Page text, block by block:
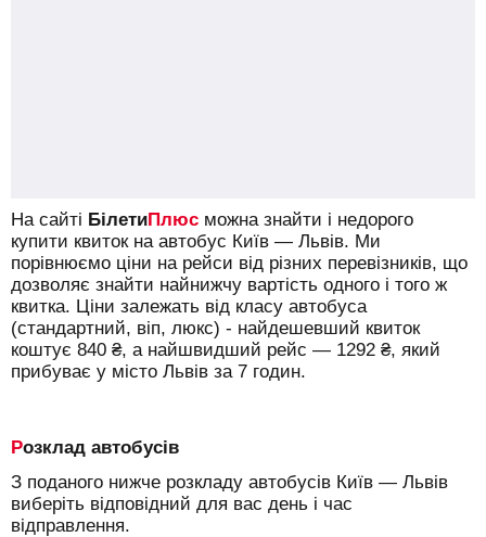
На сайті БілетиПлюс можна знайти і недорого
купити квиток на автобус Київ — Львів. Ми
порівнюємо ціни на рейси від різних перевізників, що
дозволяє знайти найнижчу вартість одного і того ж
квитка. Ціни залежать від класу автобуса
(стандартний, віп, люкс) - найдешевший квиток
коштує 840 ₴, а найшвидший рейс — 1292 ₴, який
прибуває у місто Львів за 7 годин.
Розклад автобусів
З поданого нижче розкладу автобусів Київ — Львів
виберіть відповідний для вас день і час
відправлення.